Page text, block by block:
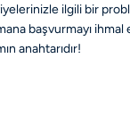
ilgili bir
başvurmayı ihmal
anahtarıdır!